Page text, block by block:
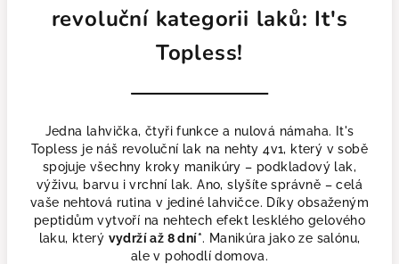
revoluční kategorii laků: It's
Topless!
Jedna lahvička, čtyři funkce a nulová námaha. It's
Topless je náš revoluční lak na nehty 4v1, který v sobě
spojuje všechny kroky manikúry – podkladový lak,
výživu, barvu i vrchní lak. Ano, slyšíte správně – celá
vaše nehtová rutina v jediné lahvičce. Díky obsaženým
peptidům vytvoří na nehtech efekt lesklého gelového
laku, který vydrží až 8 dní*. Manikúra jako ze salónu,
ale v pohodlí domova.